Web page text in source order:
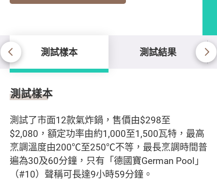
測試樣本 測試結果
測試樣本
測試樣本
測試了市面12款氣炸鍋，售價由$298至
$2,080，額定功率由約1,000至1,500瓦特，最高
烹調溫度由200℃至250℃不等，最長烹調時間普
遍為30及60分鐘，只有「德國寶German Pool」
（#10）聲稱可長達9小時59分鐘。